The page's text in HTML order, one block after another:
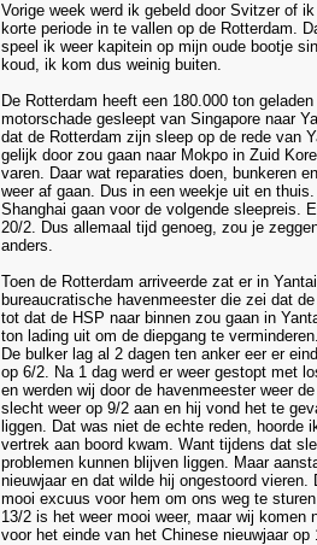
Vorige week werd ik gebeld door Svitzer of
korte periode in te vallen op de Rotterdam.
speel ik weer kapitein op mijn oude bootje
koud, ik kom dus weinig buiten.
De Rotterdam heeft een 180.000 ton
motorschade gesleept van Singapore naar
dat de Rotterdam zijn sleep op de rede van
gelijk door zou gaan naar Mokpo in Zuid
varen. Daar wat reparaties doen, bunkeren
weer af gaan. Dus in een weekje uit en
Shanghai gaan voor de volgende sleepreis.
20/2. Dus allemaal tijd genoeg, zou je
anders.
Toen de Rotterdam arriveerde zat er in
bureaucratische havenmeester die zei dat
tot dat de HSP naar binnen zou gaan in
ton lading uit om de diepgang te
De bulker lag al 2 dagen ten anker eer er
op 6/2. Na 1 dag werd er weer gestopt met
en werden wij door de havenmeester weer
slecht weer op 9/2 aan en hij vond het te
liggen. Dat was niet de echte reden, hoorde
vertrek aan boord kwam. Want tijdens dat
problemen kunnen blijven liggen. Maar
nieuwjaar en dat wilde hij ongestoord vieren.
mooi excuus voor hem om ons weg te
13/2 is het weer mooi weer, maar wij komen
voor het einde van het Chinese nieuwjaar